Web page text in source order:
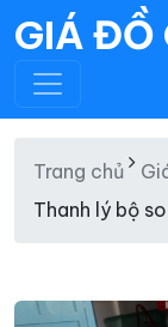
GIÁ ĐỒ
Trang chủ
Thanh lý bộ